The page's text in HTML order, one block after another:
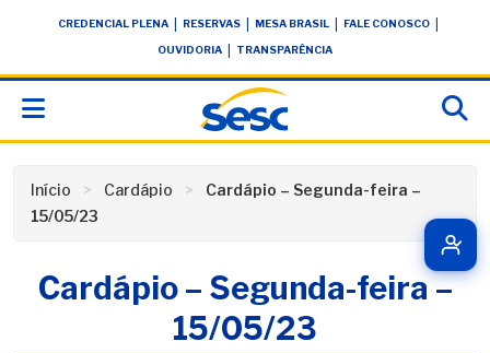
conteúdoCREDENCIAL PLENA RESERVAS MESA BRASIL FALE CONOSCO
OUVIDORIA TRANSPARÊNCIA
Início Cardápio
Cardápio – Segunda-feira –
15/05/23
Cardápio – Segunda-feira –
15/05/23